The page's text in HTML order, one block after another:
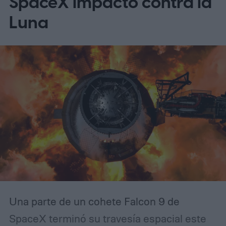
lo hace inesperadamente eficaz para
detectar asteroides peligrosos que se
dirigen hacia nosotros (según MIT
Technology Review).
Luna
Una parte de un cohete Falcon 9 de
SpaceX terminó su travesía espacial este